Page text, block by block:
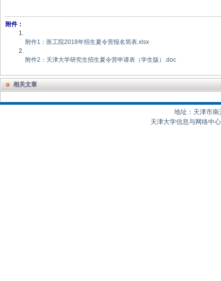
附件：
附件1：医工院2018年招生夏令营报名简表.xlsx
附件2：天津大学研究生招生夏令营申请表（学生版）.doc
相关文章
地址：天津市南
天津大学信息与网络中